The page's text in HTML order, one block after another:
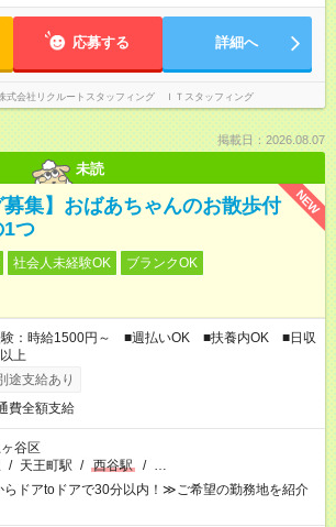
応募する 詳細へ
式会社リクルートスタッフィング ＩＴスタッフィング
掲載日：2026.08.07
未読
NEW
募集】おばあちゃんのお散歩付
1つ
社会人未経験OK
ブランクOK
験：時給1500円～ ■週払いOK ■扶養内OK ■日収
上
途支給あり
費全額支給
谷区
/ 天王町駅 / 西谷駅 / …
ドアtoドアで30分以内！≫ご希望の勤務地を紹介